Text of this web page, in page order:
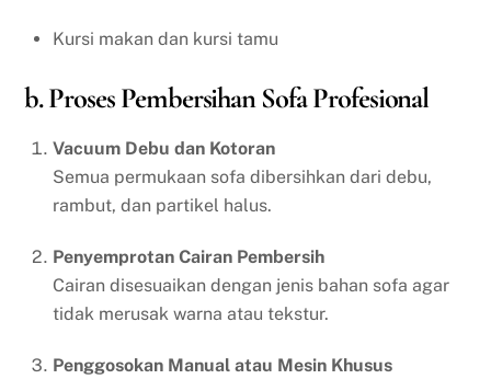
Kursi makan dan kursi tamu
b. Proses Pembersihan Sofa Profesional
Vacuum Debu dan Kotoran
Semua permukaan sofa dibersihkan dari debu,
rambut, dan partikel halus.
Penyemprotan Cairan Pembersih
Cairan disesuaikan dengan jenis bahan sofa agar
tidak merusak warna atau tekstur.
Penggosokan Manual atau Mesin Khusus